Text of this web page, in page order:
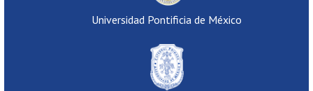
Universidad Pontificia de México